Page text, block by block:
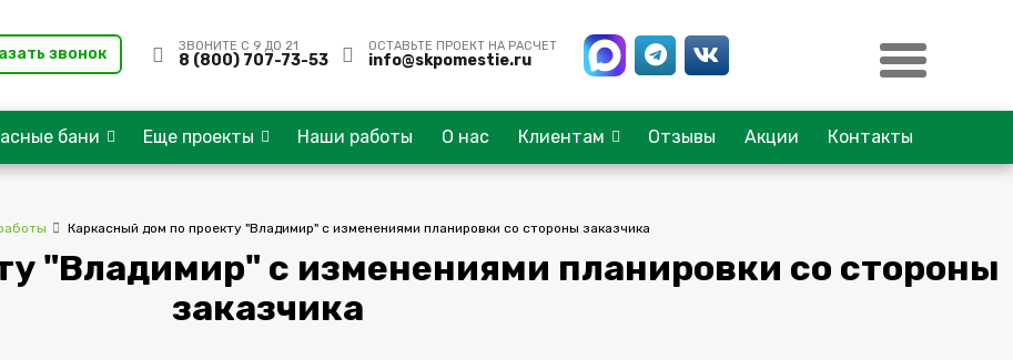
звонок ЗВОНИТЕ С 9 ДО 21
8 (800) 707-73-53
ОСТАВЬТЕ ПРОЕКТ НА РАСЧЕТ
info@skpomestie.ru
бани Еще проекты Наши работы О нас Клиентам Отзывы Акции Контакты
"Владимир" с изменениями планировки со стороны
заказчика
Каркасный дом по проекту "Владимир" с изменениями планировки со стороны заказчика